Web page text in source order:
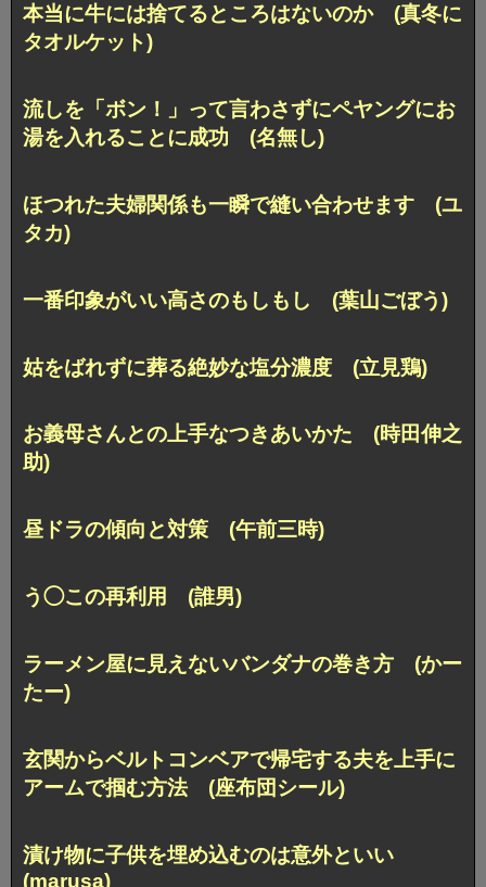
本当に牛には捨てるところはないのか (真冬に
タオルケット)
流しを「ボン！」って言わさずにペヤングにお
湯を入れることに成功 (名無し)
ほつれた夫婦関係も一瞬で縫い合わせます (ユ
タカ)
一番印象がいい高さのもしもし (葉山ごぼう)
姑をばれずに葬る絶妙な塩分濃度 (立見鶏)
お義母さんとの上手なつきあいかた (時田伸之
助)
昼ドラの傾向と対策 (午前三時)
う◯この再利用 (誰男)
ラーメン屋に見えないバンダナの巻き方 (かー
たー)
玄関からベルトコンベアで帰宅する夫を上手に
アームで掴む方法 (座布団シール)
漬け物に子供を埋め込むのは意外といい
(marusa)